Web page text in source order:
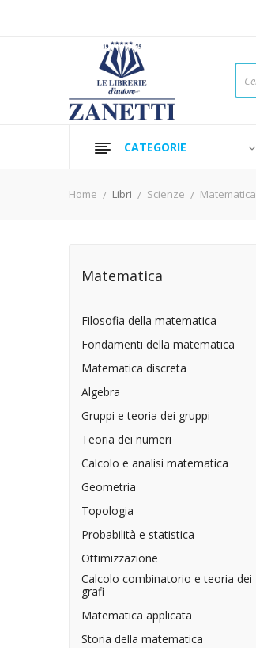
CATEGORIE
Home Libri Scienze Matematica
Matematica
Filosofia della matematica
Fondamenti della matematica
Matematica discreta
Algebra
Gruppi e teoria dei gruppi
Teoria dei numeri
Calcolo e analisi matematica
Geometria
Topologia
Probabilità e statistica
Ottimizzazione
Calcolo combinatorio e teoria dei
grafi
Matematica applicata
Storia della matematica